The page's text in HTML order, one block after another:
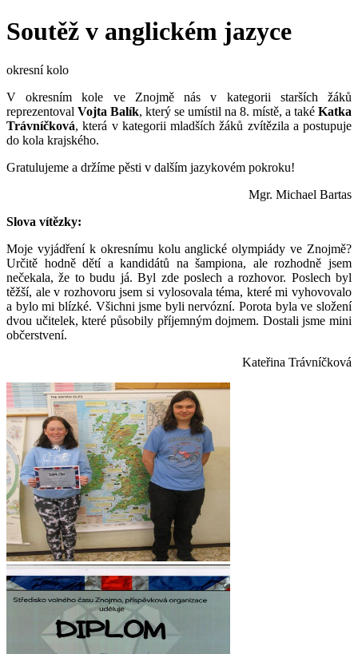
Soutěž v anglickém jazyce
okresní kolo
V okresním kole ve Znojmě nás v kategorii starších žáků
reprezentoval Vojta Balík, který se umístil na 8. místě, a také Katka
Trávníčková, která v kategorii mladších žáků zvítězila a postupuje
do kola krajského.
Gratulujeme a držíme pěsti v dalším jazykovém pokroku!
Mgr. Michael Bartas
Slova vítězky:
Moje vyjádření k okresnímu kolu anglické olympiády ve Znojmě?
Určitě hodně dětí a kandidátů na šampiona, ale rozhodně jsem
nečekala, že to budu já. Byl zde poslech a rozhovor. Poslech byl
těžší, ale v rozhovoru jsem si vylosovala téma, které mi vyhovovalo
a bylo mi blízké. Všichni jsme byli nervózní. Porota byla ve složení
dvou učitelek, které působily příjemným dojmem. Dostali jsme mini
občerstvení.
Kateřina Trávníčková